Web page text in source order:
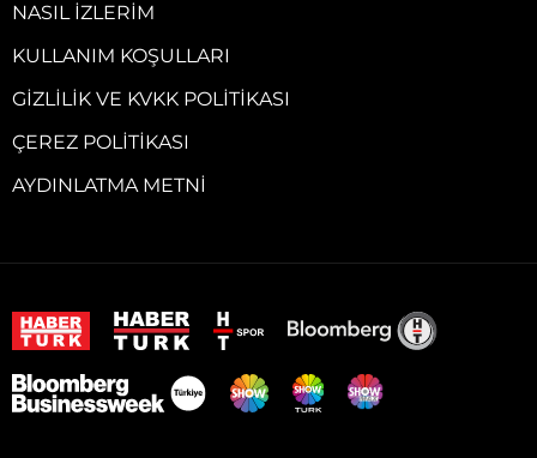
NASIL İZLERIM
KULLANIM KOŞULLARI
GIZLILIK VE KVKK POLITIKASI
ÇEREZ POLITIKASI
AYDINLATMA METNI